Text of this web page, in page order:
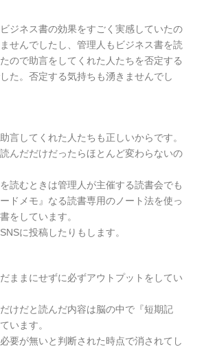
ジネス書の効果をすごく実感していたの
せんでしたし、管理人もビジネス書を読
ので助言をしてくれた人たちを否定する
た。否定する気持ちも湧きませんでし
言してくれた人たちも正しいからです。
んだだけだったらほとんど変わらないの
読むときは管理人が主催する読書会でも
ドメモ』なる読書専用のノート法を使っ
をしています。
に投稿したりもします。
ままにせずに必ずアウトプットをしてい
けだと読んだ内容は脳の中で『短期記
います。
要が無いと判断された時点で消されてし